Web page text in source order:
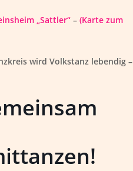
„Sattler“ – (Karte zum
wird Volkstanz lebendig –